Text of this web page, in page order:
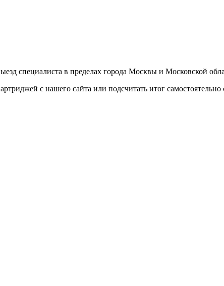
специалиста в пределах города Москвы и Московской
с нашего сайта или подсчитать итог